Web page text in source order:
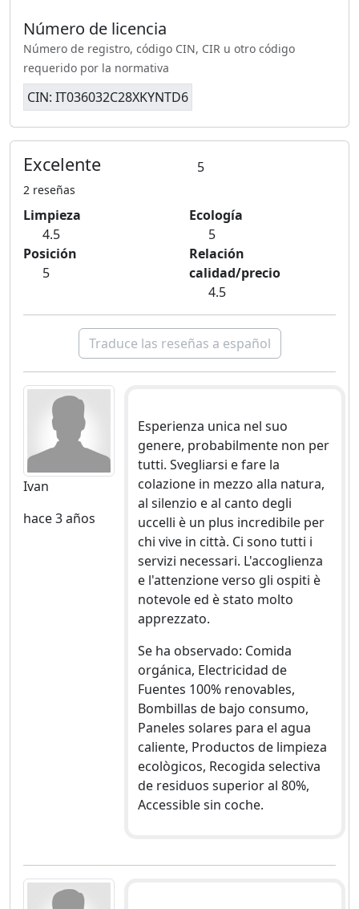
Número de licencia
Número de registro, código CIN, CIR u otro código
requerido por la normativa
CIN: IT036032C28XKYNTD6
Excelente 5
2 reseñas
Limpieza
4.5
Ecología
5
Posición
5
Relación
calidad/precio
4.5
Traduce las reseñas a español
Ivan
hace 3 años
Esperienza unica nel suo
genere, probabilmente non per
tutti. Svegliarsi e fare la
colazione in mezzo alla natura,
al silenzio e al canto degli
uccelli è un plus incredibile per
chi vive in città. Ci sono tutti i
servizi necessari. L'accoglienza
e l'attenzione verso gli ospiti è
notevole ed è stato molto
apprezzato.
Se ha observado: Comida
orgánica, Electricidad de
Fuentes 100% renovables,
Bombillas de bajo consumo,
Paneles solares para el agua
caliente, Productos de limpieza
ecològicos, Recogida selectiva
de residuos superior al 80%,
Accessible sin coche.